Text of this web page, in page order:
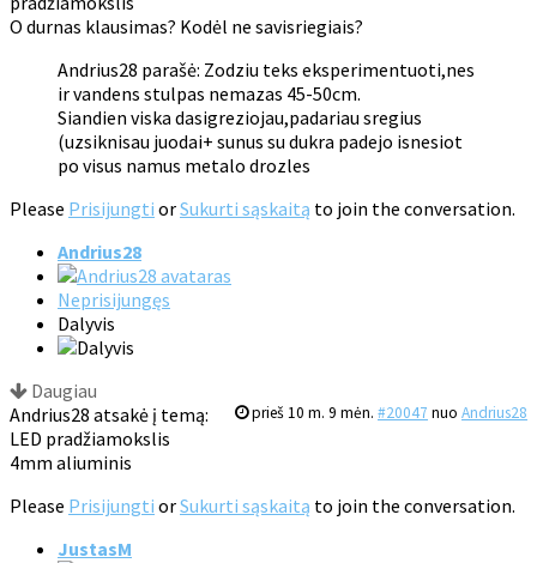
O durnas klausimas? Kodėl ne savisriegiais?
Andrius28 parašė: Zodziu teks eksperimentuoti,nes
ir vandens stulpas nemazas 45-50cm.
Siandien viska dasigreziojau,padariau sregius
(uzsiknisau juodai+ sunus su dukra padejo isnesiot
po visus namus metalo drozles
Please Prisijungti orSukurti sąskaitą to join the conversation.
Andrius28
Neprisijungęs
Dalyvis
Daugiau
prieš 10 m. 9 mėn. #20047 nuo Andrius28
Andrius28 atsakė į temą:
LED pradžiamokslis
4mm aliuminis
Please Prisijungti orSukurti sąskaitą to join the conversation.
JustasM